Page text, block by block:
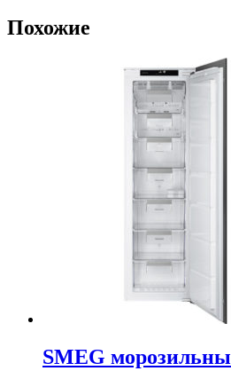
Похожие
SMEG